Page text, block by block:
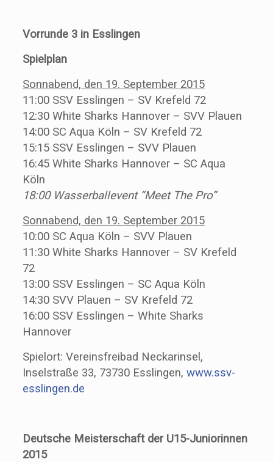
Vorrunde 3 in Esslingen
Spielplan
Sonnabend, den 19. September 2015
11:00 SSV Esslingen – SV Krefeld 72
12:30 White Sharks Hannover – SVV Plauen
14:00 SC Aqua Köln – SV Krefeld 72
15:15 SSV Esslingen – SVV Plauen
16:45 White Sharks Hannover – SC Aqua
Köln
18:00 Wasserballevent “Meet The Pro”
Sonnabend, den 19. September 2015
10:00 SC Aqua Köln – SVV Plauen
11:30 White Sharks Hannover – SV Krefeld
72
13:00 SSV Esslingen – SC Aqua Köln
14:30 SVV Plauen – SV Krefeld 72
16:00 SSV Esslingen – White Sharks
Hannover
Spielort: Vereinsfreibad Neckarinsel,
Inselstraße 33, 73730 Esslingen, www.ssv-
esslingen.de
Deutsche Meisterschaft der U15-Juniorinnen
2015